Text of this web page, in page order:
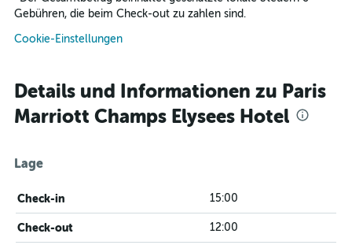
Gebühren, die beim Check-out zu zahlen sind.
Cookie-Einstellungen
Details und Informationen zu Paris
Marriott Champs Elysees Hotel
Lage
Check-in 15:00
Check-out 12:00